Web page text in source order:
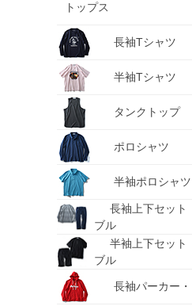
トップス
長袖Tシャツ
半袖Tシャツ
タンクトップ
ポロシャツ
半袖ポロシャツ
長袖上下セット
ブル
半袖上下セット
ブル
長袖パーカー